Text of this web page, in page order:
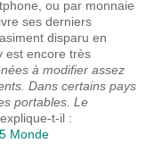
ou par monnaie
ses derniers
disparu en
est encore très
à modifier assez
Dans certains pays
portables. Le
t-il :
Monde